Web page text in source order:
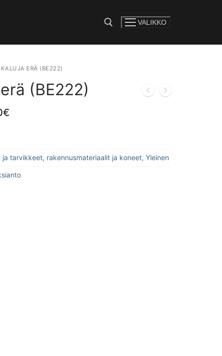
VALIKKO
ERÄ (BE222)
(BE222)
€
tarvikkeet, rakennusmateriaalit ja koneet, Yleinen